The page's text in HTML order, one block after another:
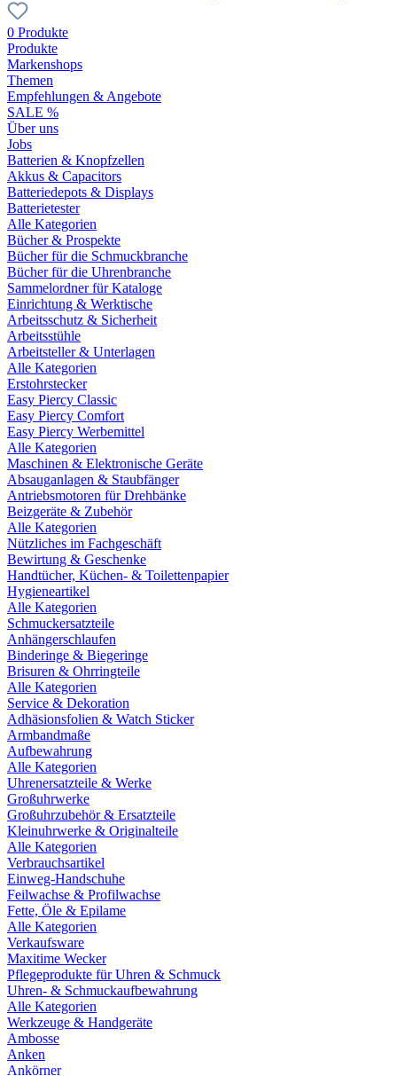
0 Produkte
Produkte
Markenshops
Themen
Empfehlungen & Angebote
SALE %
Über uns
Jobs
Batterien & Knopfzellen
Akkus & Capacitors
Batteriedepots & Displays
Batterietester
Alle Kategorien
Bücher & Prospekte
Bücher für die Schmuckbranche
Bücher für die Uhrenbranche
Sammelordner für Kataloge
Einrichtung & Werktische
Arbeitsschutz & Sicherheit
Arbeitsstühle
Arbeitsteller & Unterlagen
Alle Kategorien
Erstohrstecker
Easy Piercy Classic
Easy Piercy Comfort
Easy Piercy Werbemittel
Alle Kategorien
Maschinen & Elektronische Geräte
Absauganlagen & Staubfänger
Antriebsmotoren für Drehbänke
Beizgeräte & Zubehör
Alle Kategorien
Nützliches im Fachgeschäft
Bewirtung & Geschenke
Handtücher, Küchen- & Toilettenpapier
Hygieneartikel
Alle Kategorien
Schmuckersatzteile
Anhängerschlaufen
Binderinge & Biegeringe
Brisuren & Ohrringteile
Alle Kategorien
Service & Dekoration
Adhäsionsfolien & Watch Sticker
Armbandmaße
Aufbewahrung
Alle Kategorien
Uhrenersatzteile & Werke
Großuhrwerke
Großuhrzubehör & Ersatzteile
Kleinuhrwerke & Originalteile
Alle Kategorien
Verbrauchsartikel
Einweg-Handschuhe
Feilwachse & Profilwachse
Fette, Öle & Epilame
Alle Kategorien
Verkaufsware
Maxitime Wecker
Pflegeprodukte für Uhren & Schmuck
Uhren- & Schmuckaufbewahrung
Alle Kategorien
Werkzeuge & Handgeräte
Ambosse
Anken
Ankörner